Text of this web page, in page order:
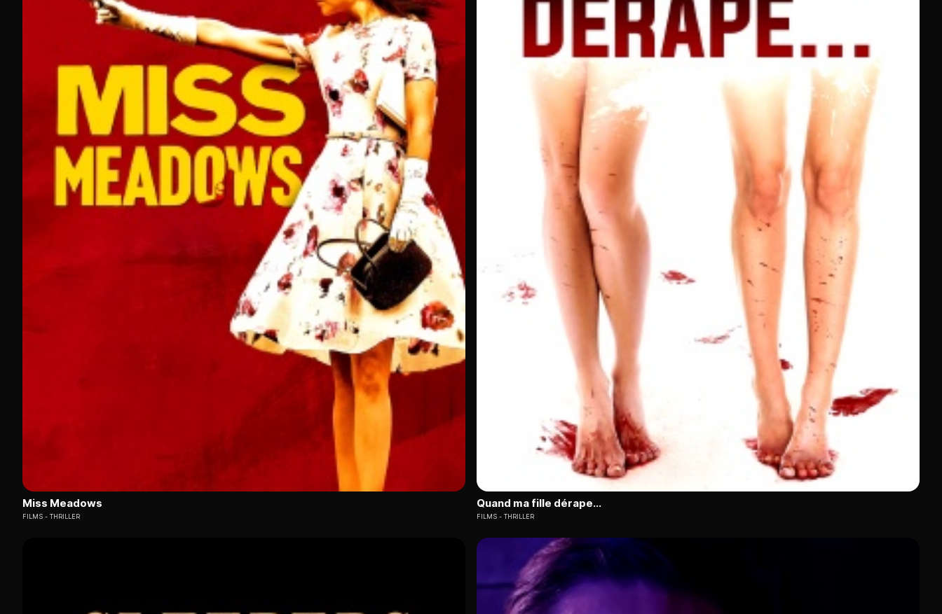
Miss Meadows
FILMS THRILLER
Quand ma fille dérape...
FILMS THRILLER